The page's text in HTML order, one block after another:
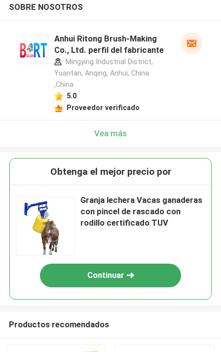
SOBRE NOSOTROS
Anhui Ritong Brush-Making
Co., Ltd. perfil del fabricante
Mingying Industrial District,
Yuantan, Anqing, Anhui, China
,China
5.0
Proveedor verificado
Vea más
Obtenga el mejor precio por
Granja lechera Vacas ganaderas
con pincel de rascado con
rodillo certificado TUV
Continuar
Productos recomendados